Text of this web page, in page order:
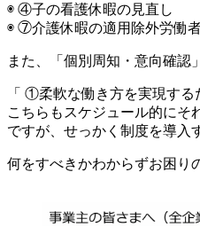
◉ ④子の看護休暇の見直し
◉ ⑦介護休暇の適用除外労働
また、「個別周知・意向確認
「 ①柔軟な働き方を実現す
こちらもスケジュール的にそ
ですが、せっかく制度を導入
何をすべきかわからずお困り